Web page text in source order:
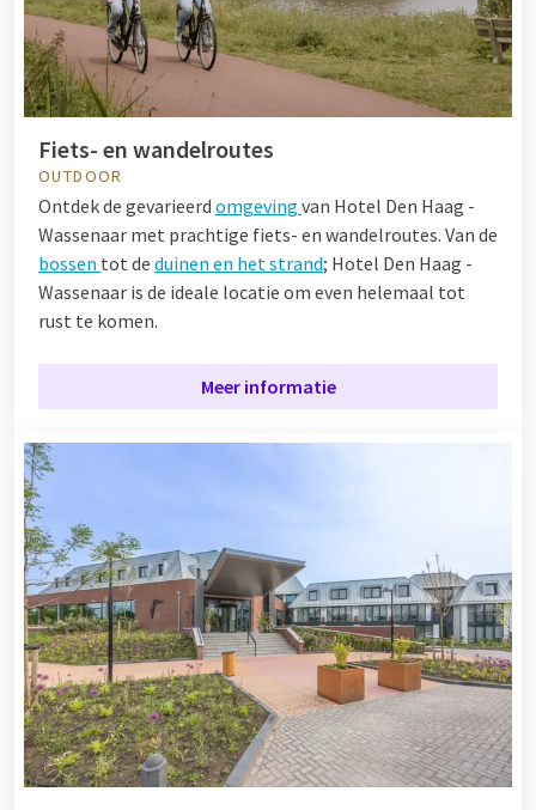
Fiets- en wandelroutes
OUTDOOR
Ontdek de gevarieerd omgeving van Hotel Den Haag -
Wassenaar met prachtige fiets- en wandelroutes. Van de
bossen tot de duinen en het strand; Hotel Den Haag -
Wassenaar is de ideale locatie om even helemaal tot
rust te komen.
Meer informatie